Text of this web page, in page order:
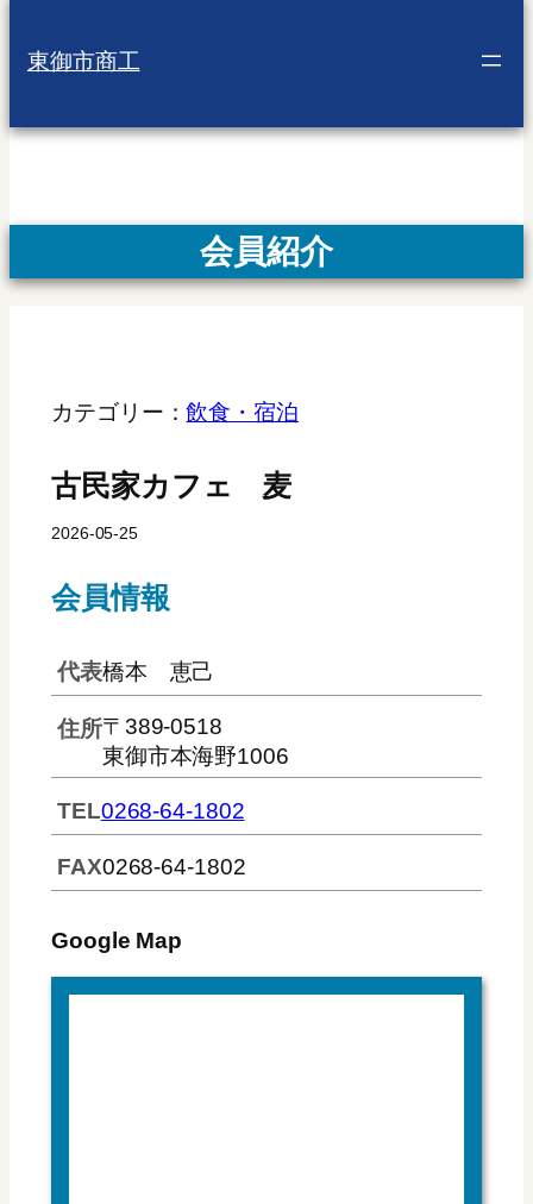
東御市商工
会員紹介
カテゴリー：飲食・宿泊
古民家カフェ 麦
2026-05-25
会員情報
代表橋本 恵己
住所〒389-0518
東御市本海野1006
TEL0268-64-1802
FAX0268-64-1802
Google Map